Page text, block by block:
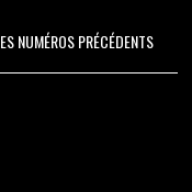
NUMÉROS PRÉCÉDENTS